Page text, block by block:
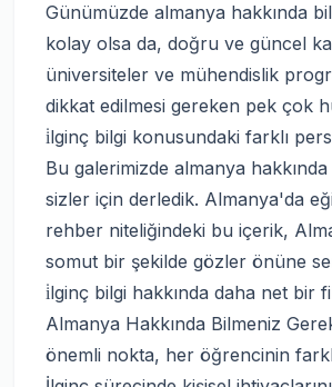
Günümüzde almanya hakkında
kolay olsa da, doğru ve güncel
üniversiteler ve mühendislik
dikkat edilmesi gereken pek çok
i̇lginç bilgi konusundaki farklı
Bu galerimizde almanya
sizler için derledik. Almanya'da
rehber niteliğindeki bu içerik,
somut bir şekilde gözler önüne
i̇lginç bilgi hakkında daha net bir
Almanya Hakkında Bilmeniz
önemli nokta, her öğrencinin